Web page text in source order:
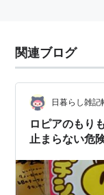
関連ブログ
日暮らし雑記
ロピアのもり
止まらない危